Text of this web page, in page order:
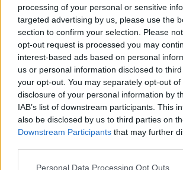
processing of your personal or sensitive
targeted advertising by us, please use the
section to confirm your selection. Please
opt-out request is processed you may
interest-based ads based on personal
us or personal information disclosed to
your opt-out. You may separately opt-out
disclosure of your personal information by
IAB’s list of downstream participants. This
also be disclosed by us to third parties on
Downstream Participants that may further
Personal Data Processing Opt Outs
Η διαδικασία περιλαμβάνειtechnical
workshopsμε τατεχνικέςκαι
ομάδες, ώστε να καταγραφούν οι
να συνδεθούν με επιχειρησιακούς
σημεία ελέγχου:
NetworkDesign: Διασφάλιση
διαμόρφωσης και διαγραμμάτων.
Network Segregation :
κυκλοφορία μεταξύ υποδικτύων
γίνεται χρήση VLANs, υφίσταται
δικτύων βάσει Purdue, έχουν